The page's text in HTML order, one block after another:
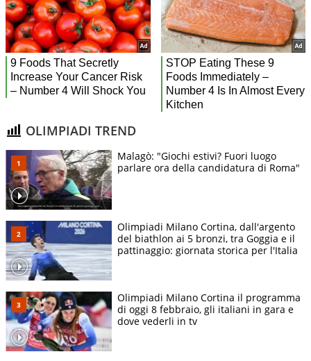
OLIMPIADI TREND
Malagò: "Giochi estivi? Fuori luogo
parlare ora della candidatura di Roma"
Olimpiadi Milano Cortina, dall'argento
del biathlon ai 5 bronzi, tra Goggia e il
pattinaggio: giornata storica per l'Italia
Olimpiadi Milano Cortina il programma
di oggi 8 febbraio, gli italiani in gara e
dove vederli in tv